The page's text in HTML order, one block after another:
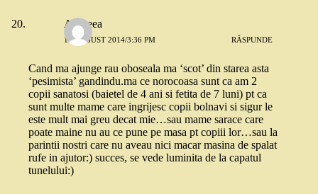
Andreea
19 AUGUST 2014/3:36 PM RĂSPUNDE
Cand ma ajunge rau oboseala ma ‘scot’ din starea asta
‘pesimista’ gandindu.ma ce norocoasa sunt ca am 2
copii sanatosi (baietel de 4 ani si fetita de 7 luni) pt ca
sunt multe mame care ingrijesc copii bolnavi si sigur le
este mult mai greu decat mie…sau mame sarace care
poate maine nu au ce pune pe masa pt copiii lor…sau la
parintii nostri care nu aveau nici macar masina de spalat
rufe in ajutor:) succes, se vede luminita de la capatul
tunelului:)